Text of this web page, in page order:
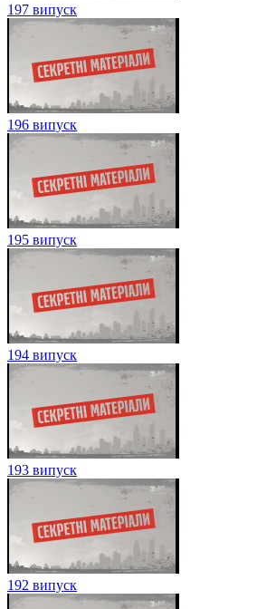
197 випуск
196 випуск
195 випуск
194 випуск
193 випуск
192 випуск